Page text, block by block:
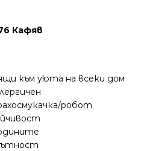
Кафяв
към уюта на всеки дом
робот